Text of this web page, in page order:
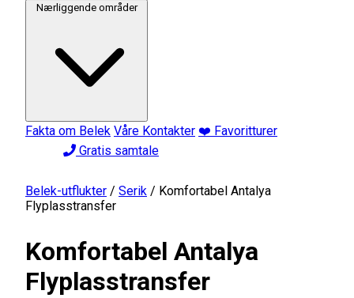
Nærliggende områder
Fakta om Belek Våre Kontakter ❤️ Favoritturer
Gratis samtale
Belek-utflukter / Serik / Komfortabel Antalya
Flyplasstransfer
Komfortabel Antalya
Flyplasstransfer